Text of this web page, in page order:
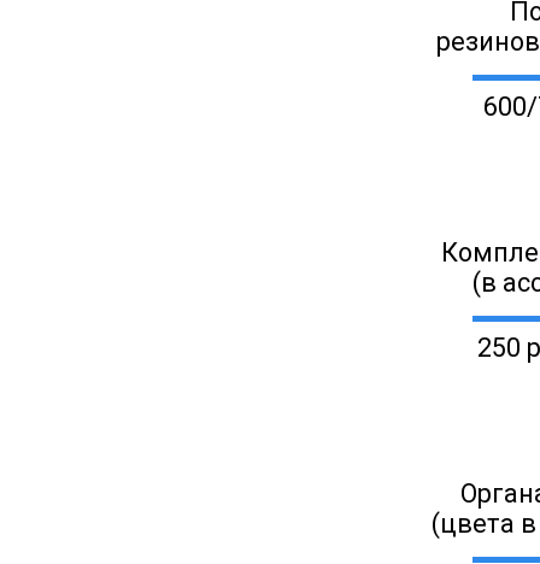
(в
250
(цвета